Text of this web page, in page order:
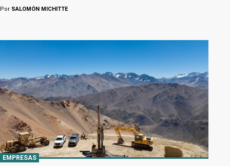
Por SALOMÓN MICHITTE
EMPRESAS